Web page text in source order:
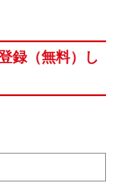
録（無料）し